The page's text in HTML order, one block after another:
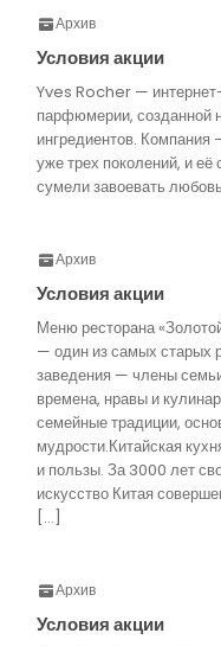
Архив
Условия акции
Yves Rocher —
парфюмерии, созданной
ингредиентов.
уже трех поколений, и её
сумели завоевать
Архив
Условия акции
Меню ресторана
— один из самых старых
заведения — члены
времена, нравы и
семейные традиции,
мудрости.Китайская
и пользы. За 3000 лет
искусство Китая
[…]
Архив
Условия акции